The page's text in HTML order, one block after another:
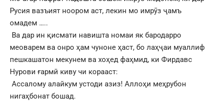
Русия вазъият ноором аст, лекин мо имрӯз ҷамъ
омадем …..
Ва дар ин қисмати навишта номаи як бародарро
меоварем ва онро ҳам чуноне ҳаст, бо лаҳҷаи муаллиф
пешкашатон мекунем ва хоҳед фаҳмид, ки Фирдавс
Нурови ғармӣ киву чи корааст:
Ассалому алайкум устоди азиз! Аллоҳи меҳрубон
нигаҳбонат бошад.